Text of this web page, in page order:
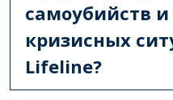
самоубийств
кризисных
Lifeline?